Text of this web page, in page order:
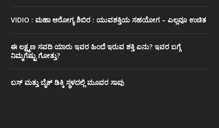
VIDIO : ಮಹಾ ಆರೋಗ್ಯ ಶಿಬಿರ : ಯುವಶಕ್ತಿಯ ಸಹಯೋಗ – ಎಲ್ಲವೂ ಉಚಿತ
ಈ ಲಕ್ಷ್ಮಣ ಸವದಿ ಯಾರು ಇವರ ಹಿಂದೆ ಇರುವ ಶಕ್ತಿ ಏನು? ಇವರ ಬಗ್ಗೆ
ನಿಮ್ಮಗೆಷ್ಟು ಗೋತ್ತು?
ಬಸ್ ಮತ್ತು ಬೈಕ್ ಡಿಕ್ಕಿ ಸ್ಥಳದಲ್ಲಿ ಮೂವರ ಸಾವು